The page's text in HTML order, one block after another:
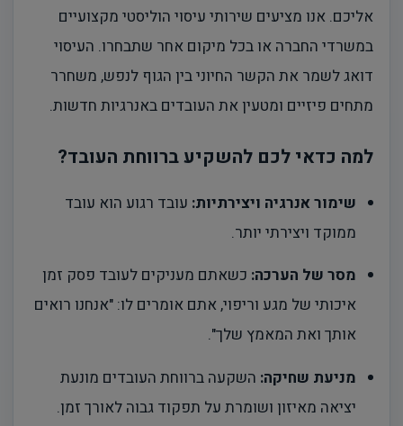
אליכם. אנו מציעים שירותי עיסוי הוליסטי מקצועיים
במשרדי החברה או בכל מיקום אחר שתבחרו. העיסוי
דואג לשמר את הקשר החיוני בין הגוף לנפש, משחרר
מתחים פיזיים ומטעין את העובדים באנרגיות חדשות.
למה כדאי לכם להשקיע ברווחת העובד?
שימור אנרגיה ויצירתיות: עובד רגוע הוא עובד
ממוקד ויצירתי יותר.
מסר של הערכה: כשאתם מעניקים לעובד פסק זמן
איכותי של מגע וריפוי, אתם אומרים לו: "אנחנו רואים
אותך ואת המאמץ שלך".
מניעת שחיקה: השקעה ברווחת העובדים מונעת
יציאה מאיזון ושומרת על תפקוד גבוה לאורך זמן.